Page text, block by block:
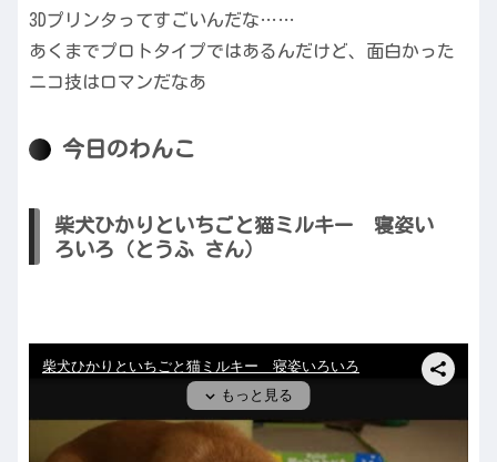
3Dプリンタってすごいんだな……
あくまでプロトタイプではあるんだけど、面白かった
ニコ技はロマンだなあ
今日のわんこ
柴犬ひかりといちごと猫ミルキー 寝姿い
ろいろ（とうふ さん）